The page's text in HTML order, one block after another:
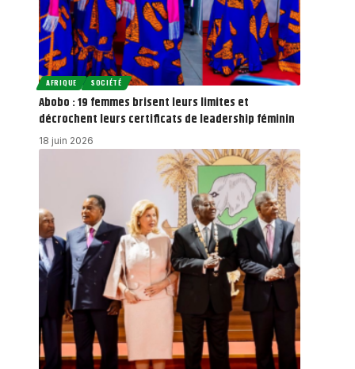
AFRIQUE SOCIÉTÉ
Abobo : 19 femmes brisent leurs limites et
décrochent leurs certificats de leadership féminin
18 juin 2026